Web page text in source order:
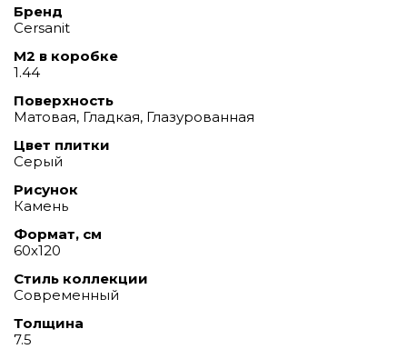
Бренд
Cersanit
М2 в коробке
1.44
Поверхность
Матовая, Гладкая, Глазурованная
Цвет плитки
Серый
Рисунок
Камень
Формат, см
60х120
Стиль коллекции
Современный
Толщина
7.5